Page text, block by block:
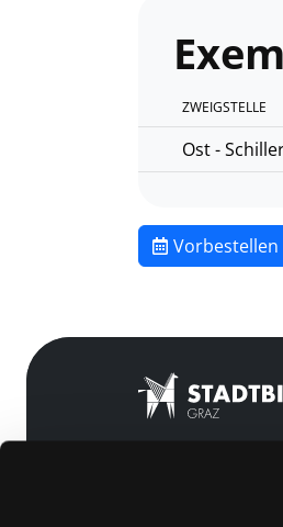
ZWEIGSTELLE
Ost -
Vorbestellen